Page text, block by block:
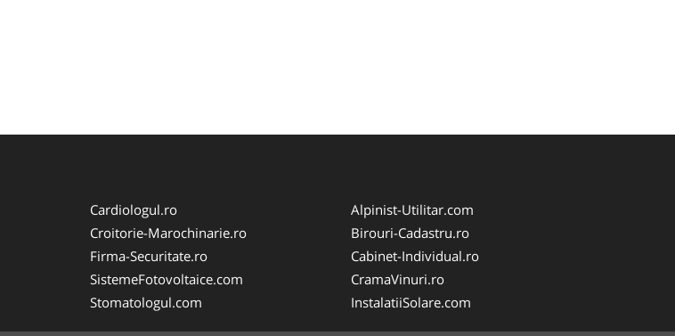
Cardiologul.ro
Croitorie-Marochinarie.ro
Firma-Securitate.ro
SistemeFotovoltaice.com
Stomatologul.com
Alpinist-Utilitar.com
Birouri-Cadastru.ro
Cabinet-Individual.ro
CramaVinuri.ro
InstalatiiSolare.com